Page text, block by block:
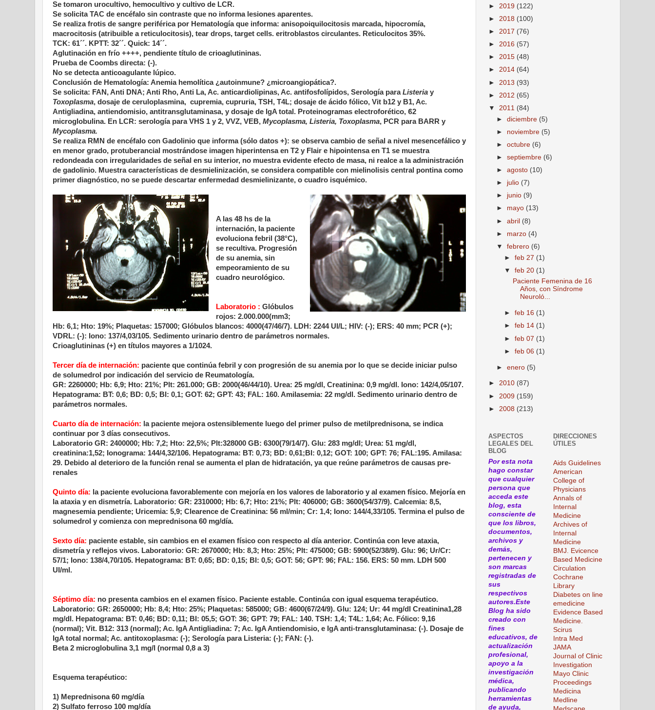
Se tomaron urocultivo, hemocultivo y cultivo de LCR.
Se solicita TAC de encéfalo sin contraste que no informa lesiones aparentes.
Se realiza frotis de sangre periférica por Hematología que informa: anisopoiquilocitosis marcada, hipocromía,
macrocitosis (atribuible a reticulocitosis), tear drops, target cells. eritroblastos circulantes. Reticulocitos 35%.
TCK: 61´´. KPTT: 32´´. Quick: 14´´.
Aglutinación en frío ++++, pendiente título de crioaglutininas.
Prueba de Coombs directa: (-).
No se detecta anticoagulante lúpico.
Conclusión de Hematología: Anemia hemolítica ¿autoinmune? ¿microangiopática?.
Se solicita: FAN, Anti DNA; Anti Rho, Anti La, Ac. anticardiolipinas, Ac. antifosfolípidos, Serología paraListeria y
Toxoplasma, dosaje de ceruloplasmina, cupremia, cupruria, TSH, T4L; dosaje de ácido fólico, Vit b12 y B1, Ac.
Antigliadina, antiendomisio, antitransglutaminasa, y dosaje de IgA total. Proteinogramas electroforético, ϐ2
microglobulina. En LCR: serología para VHS 1 y 2, VVZ, VEB, Mycoplasma, Listeria, Toxoplasma, PCR para BARR y
Mycoplasma.
Se realiza RMN de encéfalo con Gadolinio que informa (sólo datos +): se observa cambio de señal a nivel mesencefálico y
en menor grado, protuberancial mostrándose imagen hiperintensa en T2 y Flair e hipointensa en T1 se muestra
redondeada con irregularidades de señal en su interior, no muestra evidente efecto de masa, ni realce a la administración
de gadolinio. Muestra características de desmielinización, se considera compatible con mielinolisis central pontina como
primer diagnóstico, no se puede descartar enfermedad desmielinizante, o cuadro isquémico.
A las 48 hs de la
internación, la paciente
evoluciona febril (38°C),
se recultiva. Progresión
de su anemia, sin
empeoramiento de su
cuadro neurológico.
Laboratorio : Glóbulos
rojos: 2.000.000(mm3;
Hb: 6,1; Hto: 19%; Plaquetas: 157000; Glóbulos blancos: 4000(47/46/7). LDH: 2244 UI/L; HIV: (-); ERS: 40 mm; PCR (+);
VDRL: (-): Iono: 137/4,03/105. Sedimento urinario dentro de parámetros normales.
Crioaglutininas (+) en títulos mayores a 1/1024.
Tercer día de internación: paciente que continúa febril y con progresión de su anemia por lo que se decide iniciar pulso
de solumedrol por indicación del servicio de Reumatología.
GR: 2260000; Hb: 6,9; Hto: 21%; Plt: 261.000; GB: 2000(46/44/10). Urea: 25 mg/dl, Creatinina: 0,9 mg/dl. Iono: 142/4,05/107.
Hepatograma: BT: 0,6; BD: 0,5; BI: 0,1; GOT: 62; GPT: 43; FAL: 160. Amilasemia: 22 mg/dl. Sedimento urinario dentro de
parámetros normales.
Cuarto día de internación: la paciente mejora ostensiblemente luego del primer pulso de metilprednisona, se indica
continuar por 3 días consecutivos.
Laboratorio GR: 2400000; Hb: 7,2; Hto: 22,5%; Plt:328000 GB: 6300(79/14/7). Glu: 283 mg/dl; Urea: 51 mg/dl,
creatinina:1,52; Ionograma: 144/4,32/106. Hepatograma: BT: 0,73; BD: 0,61;BI: 0,12; GOT: 100; GPT: 76; FAL:195. Amilasa:
29. Debido al deterioro de la función renal se aumenta el plan de hidratación, ya que reúne parámetros de causas pre-
renales
Quinto día: la paciente evoluciona favorablemente con mejoría en los valores de laboratorio y al examen físico. Mejoría en
la ataxia y en dismetría. Laboratorio: GR: 2310000; Hb: 6,7; Hto: 21%; Plt: 406000; GB: 3600(54/37/9). Calcemia: 8,5,
magnesemia pendiente; Uricemia: 5,9; Clearence de Creatinina: 56 ml/min; Cr: 1,4; Iono: 144/4,33/105. Termina el pulso de
solumedrol y comienza con meprednisona 60 mg/día.
Sexto día: paciente estable, sin cambios en el examen físico con respecto al día anterior. Continúa con leve ataxia,
dismetría y reflejos vivos. Laboratorio: GR: 2670000; Hb: 8,3; Hto: 25%; Plt: 475000; GB: 5900(52/38/9). Glu: 96; Ur/Cr:
57/1; Iono: 138/4,70/105. Hepatograma: BT: 0,65; BD: 0,15; BI: 0,5; GOT: 56; GPT: 96; FAL: 156. ERS: 50 mm. LDH 500
UI/ml.
Séptimo día: no presenta cambios en el examen físico. Paciente estable. Continúa con igual esquema terapéutico.
Laboratorio: GR: 2650000; Hb: 8,4; Hto: 25%; Plaquetas: 585000; GB: 4600(67/24/9). Glu: 124; Ur: 44 mg/dl Creatinina1,28
mg/dl. Hepatograma: BT: 0,46; BD: 0,11; BI: 05,5; GOT: 36; GPT: 79; FAL: 140. TSH: 1,4; T4L: 1,64; Ac. Fólico: 9,16
(normal); Vit. B12: 313 (normal); Ac. IgA Antigliadina: 7; Ac. IgA Antiendomisio, e IgA anti-transglutaminasa: (-). Dosaje de
IgA total normal; Ac. antitoxoplasma: (-); Serología para Listeria: (-); FAN: (-).
Beta 2 microglobulina 3,1 mg/l (normal 0,8 a 3)
Esquema terapéutico:
1) Meprednisona 60 mg/día
2) Sulfato ferroso 100 mg/día
► 2019 (122)
► 2018 (100)
► 2017 (76)
► 2016 (57)
► 2015 (48)
► 2014 (64)
► 2013 (93)
► 2012 (65)
▼ 2011 (84)
►diciembre (5)
► noviembre (5)
►octubre (6)
►septiembre (6)
►agosto (10)
► julio (7)
► junio (9)
► mayo (13)
►abril (8)
► marzo (4)
▼febrero (6)
►feb 27 (1)
▼feb 20 (1)
Paciente Femenina de 16
Años, con Síndrome
Neuroló...
►feb 16 (1)
►feb 14 (1)
►feb 07 (1)
►feb 06 (1)
►enero (5)
► 2010 (87)
► 2009 (159)
► 2008 (213)
ASPECTOS
LEGALES DEL
BLOG
Por esta nota
hago constar
que cualquier
persona que
acceda este
blog, esta
consciente de
que los libros,
documentos,
archivos y
demás,
pertenecen y
son marcas
registradas de
sus
respectivos
autores.Este
Blog ha sido
creado con
fines
educativos, de
actualización
profesional,
apoyo a la
investigación
médica,
publicando
herramientas
de ayuda,
DIRECCIONES
ÚTILES
Aids Guidelines
American
College of
Physicians
Annals of
Internal
Medicine
Archives of
Internal
Medicine
BMJ. Evicence
Based Medicine
Circulation
Cochrane
Library
Diabetes on line
emedicine
Evidence Based
Medicine.
Scirus
Intra Med
JAMA
Journal of Clinic
Investigation
Mayo Clinic
Proceedings
Medicina
Medline